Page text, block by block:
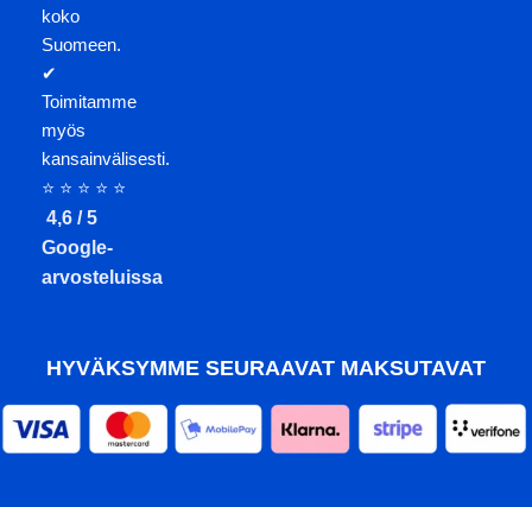
koko
Suomeen.
✔
Toimitamme
myös
kansainvälisesti.
⭐ ⭐ ⭐ ⭐ ⭐
4,6 / 5
Google-
arvosteluissa
HYVÄKSYMME SEURAAVAT MAKSUTAVAT